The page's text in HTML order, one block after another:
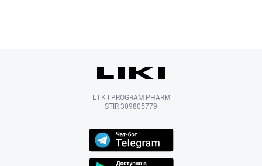
L-I-K-I PROGRAM PHARM
STIR 309805779